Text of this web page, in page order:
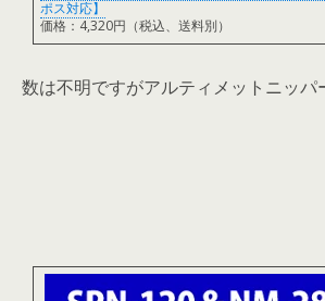
ポス対応】
価格：4,320円（税込、送料別）
数は不明ですがアルティメットニッパ